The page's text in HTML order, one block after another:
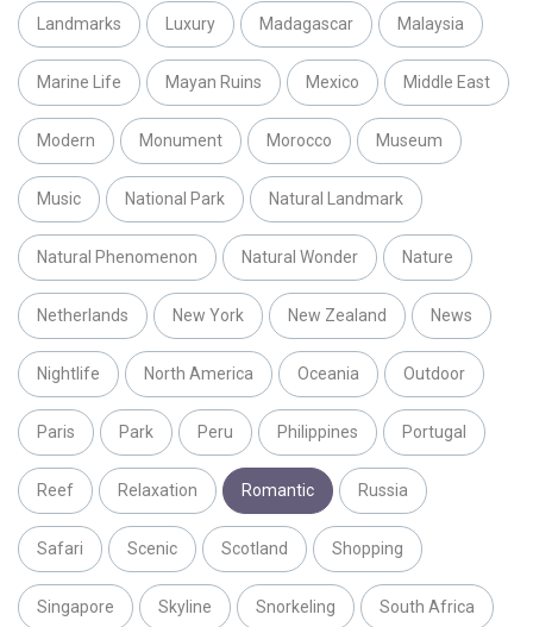
Landmarks Luxury Madagascar Malaysia
Marine Life Mayan Ruins Mexico Middle East
Modern Monument Morocco Museum
Music National Park Natural Landmark
Natural Phenomenon Natural Wonder Nature
Netherlands New York New Zealand News
Nightlife North America Oceania Outdoor
Paris Park Peru Philippines Portugal
Reef Relaxation Romantic Russia
Safari Scenic Scotland Shopping
Singapore Skyline Snorkeling South Africa